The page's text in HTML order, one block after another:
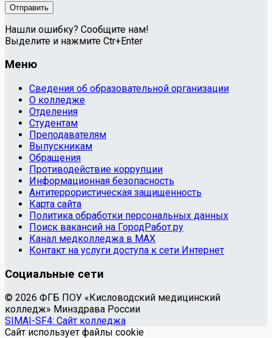
Нашли ошибку? Сообщите нам!
Выделите и нажмите Ctr+Enter
Меню
Сведения об образовательной организации
О колледже
Отделения
Студентам
Преподавателям
Выпускникам
Обращения
Противодействие коррупции
Информационная безопасность
Антитеррористическая защищенность
Карта сайта
Политика обработки персональных данных
Поиск вакансий на ГородРабот.ру
Канал медколледжа в MAX
Контакт на услуги доступа к сети Интернет
Социальные сети
© 2026 ФГБ ПОУ «Кисловодский медицинский
колледж» Минздрава России
SIMAI-SF4: Сайт колледжа
Сайт использует файлы cookie